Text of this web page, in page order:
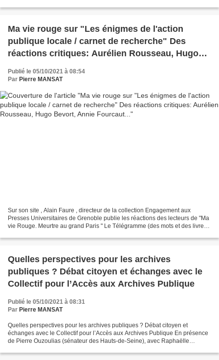
Ma vie rouge sur "Les énigmes de l'action
publique locale / carnet de recherche" Des
réactions critiques: Aurélien Rousseau, Hugo
Bevort, Annie Fourcaut...
Publié le 05/10/2021 à 08:54
Par Pierre MANSAT
Sur son site , Alain Faure , directeur de la collection Engagement aux
Presses Universitaires de Grenoble publie les réactions des lecteurs de "Ma
vie Rouge. Meurtre au grand Paris " Le Télégramme (des mots et des livres)
Quelles perspectives pour les archives
publiques ? Débat citoyen et échanges avec le
Collectif pour l’Accès aux Archives Publique
Publié le 05/10/2021 à 08:31
Par Pierre MANSAT
Quelles perspectives pour les archives publiques ? Débat citoyen et
échanges avec le Collectif pour l’Accès aux Archives Publique En présence
de Pierre Ouzoulias (sénateur des Hauts-de-Seine), avec Raphaëlle